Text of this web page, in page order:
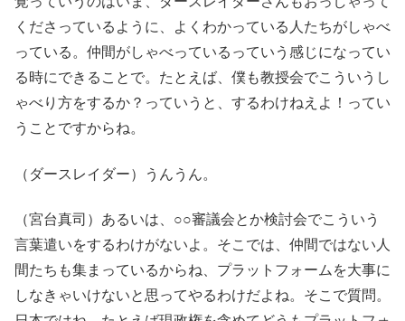
くださっているように、よくわかっている人たちがしゃべ
っている。仲間がしゃべっているっていう感じになってい
る時にできることで。たとえば、僕も教授会でこういうし
ゃべり方をするか？っていうと、するわけねえよ！ってい
うことですからね。
（ダースレイダー）うんうん。
（宮台真司）あるいは、○○審議会とか検討会でこういう
言葉遣いをするわけがないよ。そこでは、仲間ではない人
間たちも集まっているからね、プラットフォームを大事に
しなきゃいけないと思ってやるわけだよね。そこで質問。